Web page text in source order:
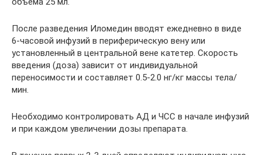
После разведения Иломедин вводят ежедневно в виде
6-часовой инфузий в периферическую вену или
установленный в центральной вене катетер. Скорость
введения (доза) зависит от индивидуальной
переносимости и составляет 0.5-2.0 нг/кг массы тела/
мин.
Необходимо контролировать АД и ЧСС в начале инфузий
и при каждом увеличении дозы препарата.